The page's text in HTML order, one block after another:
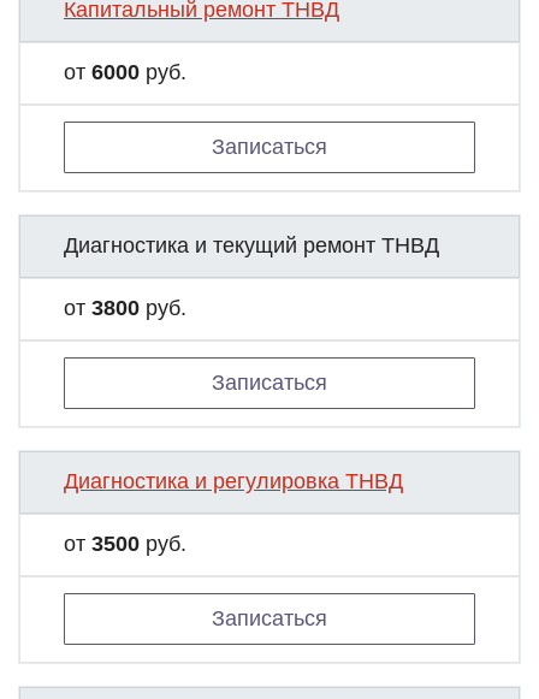
Капитальный ремонт ТНВД
от 6000 руб.
Записаться
Диагностика и текущий ремонт ТНВД
от 3800 руб.
Записаться
Диагностика и регулировка ТНВД
от 3500 руб.
Записаться